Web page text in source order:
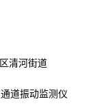
清河街道
道振动监测仪